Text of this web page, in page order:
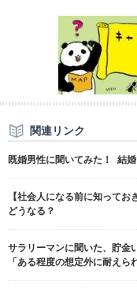
関連リンク
既婚男性に聞いてみた！ 結
【社会人になる前に知って
どうなる？
サラリーマンに聞いた、貯金
「ある程度の想定外に耐えら